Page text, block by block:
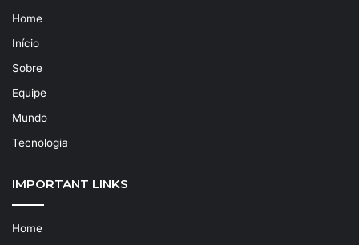
Home
Início
Sobre
Equipe
Mundo
Tecnologia
IMPORTANT LINKS
Home